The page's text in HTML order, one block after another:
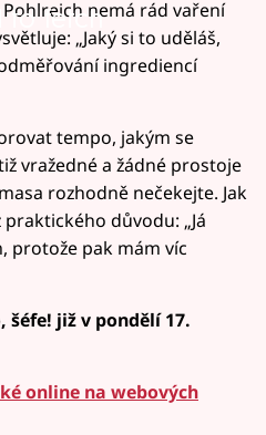
to fetch
Pohlreich nemá rád vaření
„Jaký si to uděláš,
ingrediencí
tempo, jakým se
vražedné a žádné prostoje
rozhodně nečekejte. Jak
důvodu: „Já
protože pak mám víc
šéfe! již v pondělí 17.
online na webových